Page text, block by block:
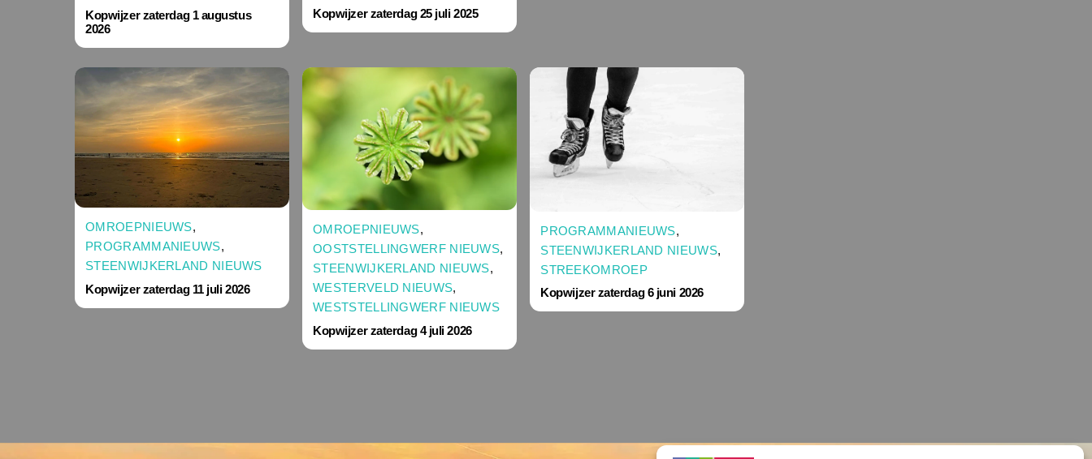
Kopwijzer zaterdag 1 augustus
2026
Kopwijzer zaterdag 25 juli 2025
OMROEPNIEUWS,
PROGRAMMANIEUWS,
STEENWIJKERLAND NIEUWS
Kopwijzer zaterdag 11 juli 2026
OMROEPNIEUWS,
OOSTSTELLINGWERF NIEUWS,
STEENWIJKERLAND NIEUWS,
WESTERVELD NIEUWS,
WESTSTELLINGWERF NIEUWS
Kopwijzer zaterdag 4 juli 2026
PROGRAMMANIEUWS,
STEENWIJKERLAND NIEUWS,
STREEKOMROEP
Kopwijzer zaterdag 6 juni 2026